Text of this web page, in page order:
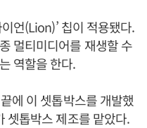
언(Lion)’ 칩이 적용됐다.
멀티미디어를 재생할 수
역할을 한다.
에 이 셋톱박스를 개발했
셋톱박스 제조를 맡았다.